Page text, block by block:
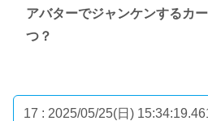
アバターでジャンケンするカ
つ？
17 : 2025/05/25(日)